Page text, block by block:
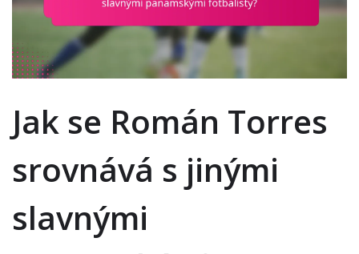
Jak se Román Torres
srovnává s jinými
slavnými